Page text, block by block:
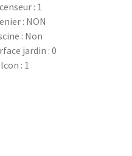
: 1
: NON
: Non
jardin : 0
: 1